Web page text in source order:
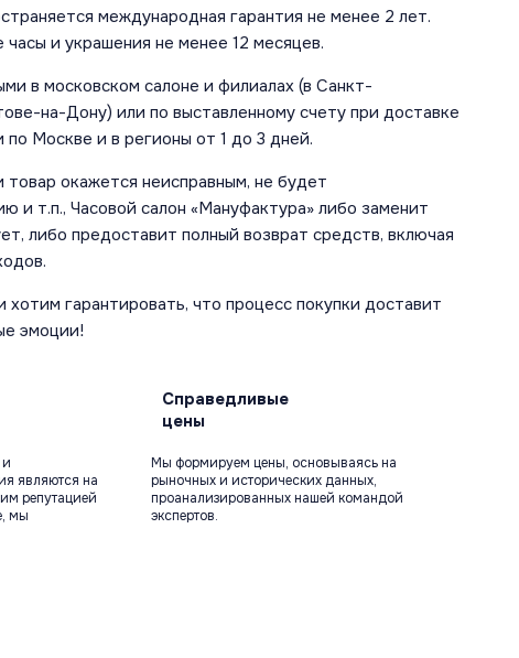
международная гарантия не менее 2 лет.
и украшения не менее 12 месяцев.
в московском салоне и филиалах (в Санкт-
на-Дону) или по выставленному счету при доставке
Москве и в регионы от 1 до 3 дней.
товар окажется неисправным, не будет
и т.п., Часовой салон «Мануфактура» либо заменит
либо предоставит полный возврат средств, включая
гарантировать, что процесс покупки доставит
эмоции!
являются на
репутацией
мы
Справедливые
цены
Мы формируем цены, основываясь на
рыночных и исторических данных,
проанализированных нашей командой
экспертов.